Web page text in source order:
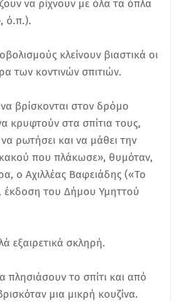
να ρίχνουν με όλα τα όπλα
ό.π.).
κλείνουν βιαστικά οι
των κοντινών σπιτιών.
βρίσκονται στον δρόμο
κρυφτούν στα σπίτια τους,
ρωτήσει και να μάθει την
που πλάκωσε», θυμόταν,
ο Αχιλλέας Βαφειάδης («Το
έκδοση του Δήμου Υμηττού
εξαιρετικά σκληρή.
πλησιάσουν το σπίτι και από
μια μικρή κουζίνα.